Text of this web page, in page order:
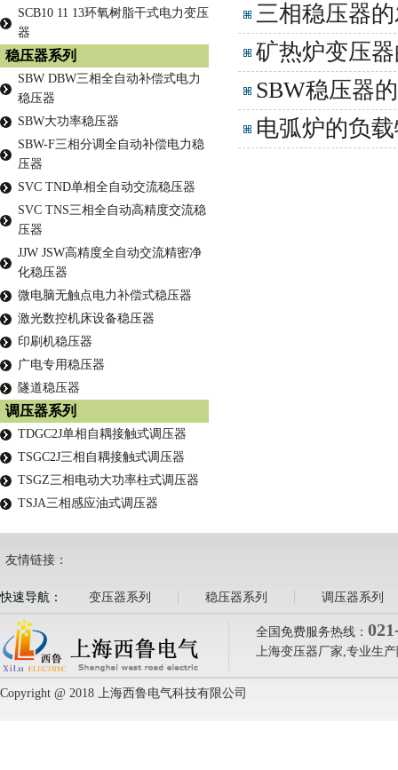
三相稳压器
矿热炉变压
SBW稳压器
电弧炉的负
SCB10 11 13环氧树脂干式电力变压
器
稳压器系列
SBW DBW三相全自动补偿式电力
稳压器
SBW大功率稳压器
SBW-F三相分调全自动补偿电力稳
压器
SVC TND单相全自动交流稳压器
SVC TNS三相全自动高精度交流稳
压器
JJW JSW高精度全自动交流精密净
化稳压器
微电脑无触点电力补偿式稳压器
激光数控机床设备稳压器
印刷机稳压器
广电专用稳压器
隧道稳压器
调压器系列
TDGC2J单相自耦接触式调压器
TSGC2J三相自耦接触式调压器
TSGZ三相电动大功率柱式调压器
TSJA三相感应油式调压器
友情链接：
快速导航： 变压器系列 稳压器系列 调压器系列
全国免费服务热线：
上海变压器厂家,专业生
Copyright @ 2018 上海西鲁电气科技有限公司